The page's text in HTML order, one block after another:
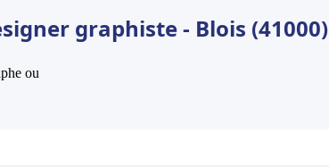
graphiste - Blois (41000)
ou